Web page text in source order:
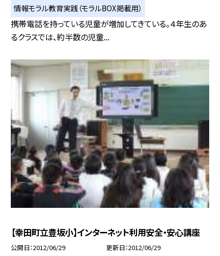
情報モラル教育実践（モラルBOX掲載用）
携帯電話を持っている児童が増加してきている。４年生のあ
るクラスでは、約半数の児童...
【幸田町立豊坂小】インターネット利用安全・安心講座
公開日 2012/06/29 更新日 2012/06/29